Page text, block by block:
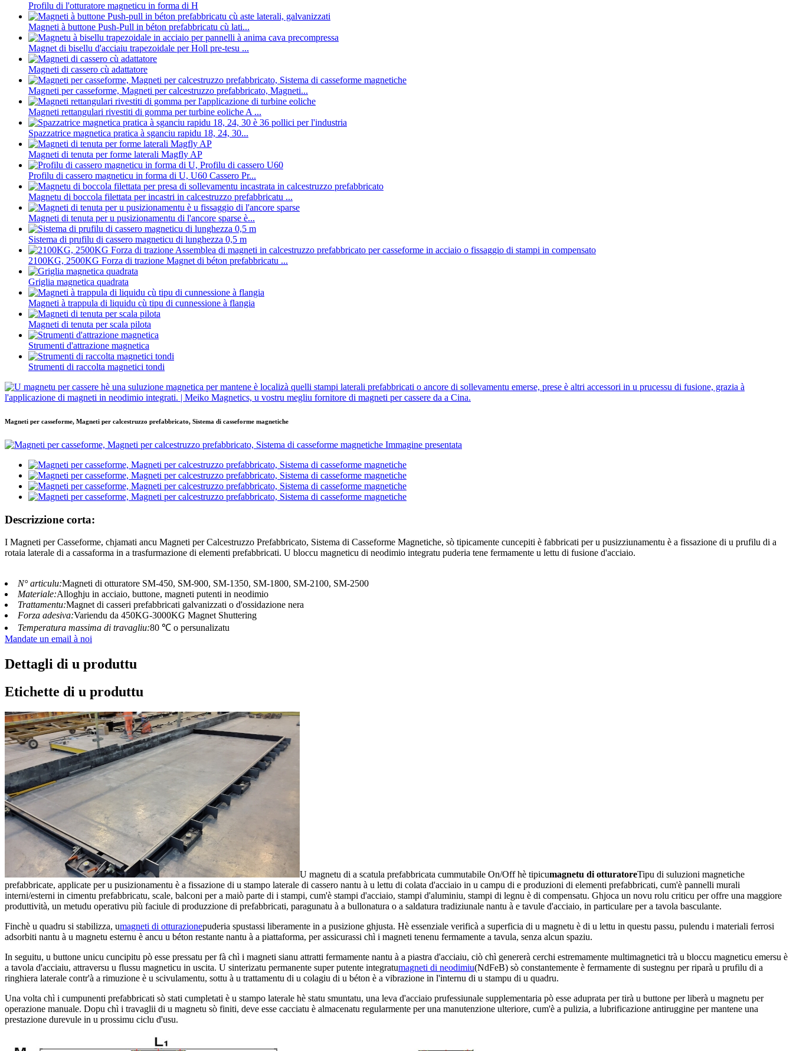
Profilu di l'otturatore magneticu in forma di H
Magneti à buttone Push-Pull in béton prefabbricatu cù lati...
Magnet di bisellu d'acciaiu trapezoidale per Holl pre-tesu ...
Magneti di cassero cù adattatore
Magneti per casseforme, Magneti per calcestruzzo prefabbricato, Magneti...
Magneti rettangulari rivestiti di gomma per turbine eoliche A ...
Spazzatrice magnetica pratica à sganciu rapidu 18, 24, 30...
Magneti di tenuta per forme laterali Magfly AP
Profilu di cassero magneticu in forma di U, U60 Cassero Pr...
Magnetu di boccola filettata per incastri in calcestruzzo prefabbricatu ...
Magneti di tenuta per u pusizionamentu di l'ancore sparse è...
Sistema di prufilu di cassero magneticu di lunghezza 0,5 m
2100KG, 2500KG Forza di trazione Magnet di béton prefabbricatu ...
Griglia magnetica quadrata
Magneti à trappula di liquidu cù tipu di cunnessione à flangia
Magneti di tenuta per scala pilota
Strumenti d'attrazione magnetica
Strumenti di raccolta magnetici tondi
Magneti per casseforme, Magneti per calcestruzzo prefabbricato, Sistema di casseforme magnetiche
Descrizzione corta:
I Magneti per Casseforme, chjamati ancu Magneti per Calcestruzzo Prefabbricato, Sistema di Casseforme Magnetiche, sò tipicamente cuncepiti è fabbricati per u pusizziunamentu è a fissazione di u prufilu di a
rotaia laterale di a cassaforma in a trasfurmazione di elementi prefabbricati. U bloccu magneticu di neodimio integratu puderia tene fermamente u lettu di fusione d'acciaio.
N° articulu:Magneti di otturatore SM-450, SM-900, SM-1350, SM-1800, SM-2100, SM-2500
Materiale:Alloghju in acciaio, buttone, magneti putenti in neodimio
Trattamentu:Magnet di casseri prefabbricati galvanizzati o d'ossidazione nera
Forza adesiva:Variendu da 450KG-3000KG Magnet Shuttering
Temperatura massima di travagliu:80 ℃ o persunalizatu
Mandate un email à noi
Dettagli di u produttu
Etichette di u produttu
U magnetu di a scatula prefabbricata cummutabile On/Off hè tipicumagnetu di otturatoreTipu di suluzioni magnetiche
prefabbricate, applicate per u pusizionamentu è a fissazione di u stampo laterale di cassero nantu à u lettu di colata d'acciaio in u campu di e produzioni di elementi prefabbricati, cum'è pannelli murali
interni/esterni in cimentu prefabbricatu, scale, balconi per a maiò parte di i stampi, cum'è stampi d'acciaio, stampi d'aluminiu, stampi di legnu è di compensatu. Ghjoca un novu rolu criticu per offre una maggiore
produttività, un metudu operativu più faciule di produzzione di prefabbricati, paragunatu à a bullonatura o a saldatura tradiziunale nantu à e tavule d'acciaio, in particulare per a tavola basculante.
Finchè u quadru si stabilizza, umagneti di otturazionepuderia spustassi liberamente in a pusizione ghjusta. Hè essenziale verificà a superficia di u magnetu è di u lettu in questu passu, pulendu i materiali ferrosi
adsorbiti nantu à u magnetu esternu è ancu u béton restante nantu à a piattaforma, per assicurassi chì i magneti tenenu fermamente a tavula, senza alcun spaziu.
In seguitu, u buttone unicu cuncipitu pò esse pressatu per fà chì i magneti sianu attratti fermamente nantu à a piastra d'acciaiu, ciò chì genererà cerchi estremamente multimagnetici trà u bloccu magneticu emersu è
a tavola d'acciaiu, attraversu u flussu magneticu in uscita. U sinterizatu permanente super putente integratumagneti di neodimiu(NdFeB) sò constantemente è fermamente di sustegnu per riparà u prufilu di a
ringhiera laterale contr'à a rimuzione è u scivulamentu, sottu à u trattamentu di u colagiu di u béton è a vibrazione in l'internu di u stampu di u quadru.
Una volta chì i cumpunenti prefabbricati sò stati cumpletati è u stampo laterale hè statu smuntatu, una leva d'acciaio prufessiunale supplementaria pò esse aduprata per tirà u buttone per liberà u magnetu per
operazione manuale. Dopu chì i travaglii di u magnetu sò finiti, deve esse cacciatu è almacenatu regularmente per una manutenzione ulteriore, cum'è a pulizia, a lubrificazione antiruggine per mantene una
prestazione durevule in u prossimu ciclu d'usu.